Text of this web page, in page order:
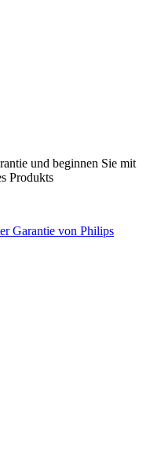
und beginnen Sie mit
Produkts
Garantie von Philips